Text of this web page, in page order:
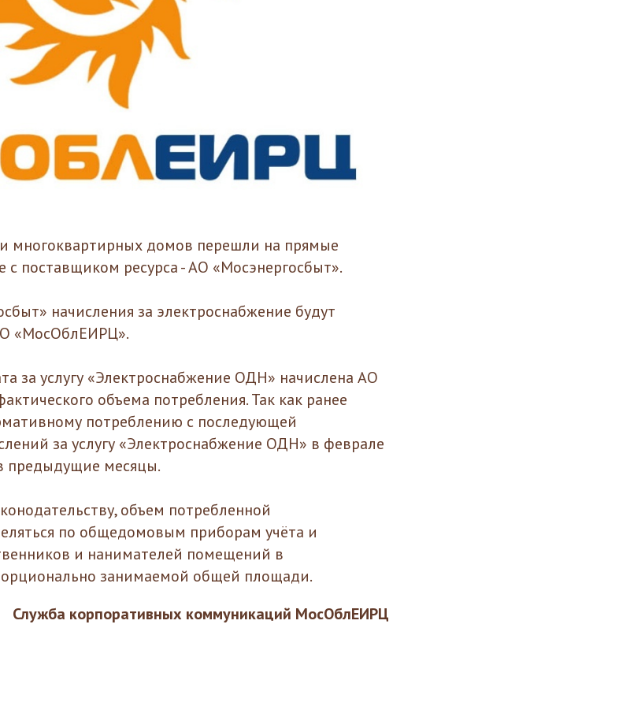
многоквартирных домов перешли на прямые
с поставщиком ресурса - АО «Мосэнергосбыт».
начисления за электроснабжение будут
«МосОблЕИРЦ».
за услугу «Электроснабжение ОДН» начислена АО
объема потребления. Так как ранее
потреблению с последующей
за услугу «Электроснабжение ОДН» в феврале
предыдущие месяцы.
объем потребленной
по общедомовым приборам учёта и
и нанимателей помещений в
занимаемой общей площади.
Служба корпоративных коммуникаций МосОблЕИРЦ